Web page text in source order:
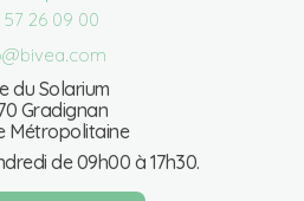
57 26 09 00
du Solarium
Gradignan
Métropolitaine
de 09h00 à 17h30.